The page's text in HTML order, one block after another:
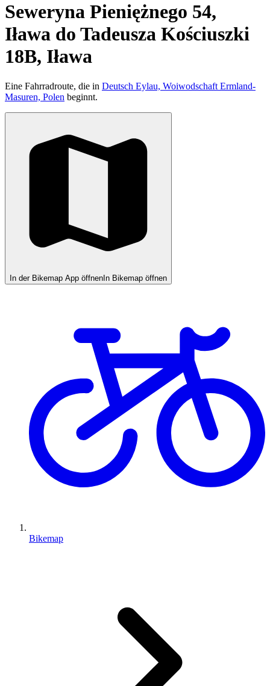
Seweryna Pieniężnego 54,
Iława do Tadeusza Kościuszki
18B, Iława
Eine Fahrradroute, die in Deutsch Eylau, Woiwodschaft Ermland-
Masuren, Polen beginnt.
In der Bikemap App öffnen In Bikemap öffnen
Bikemap